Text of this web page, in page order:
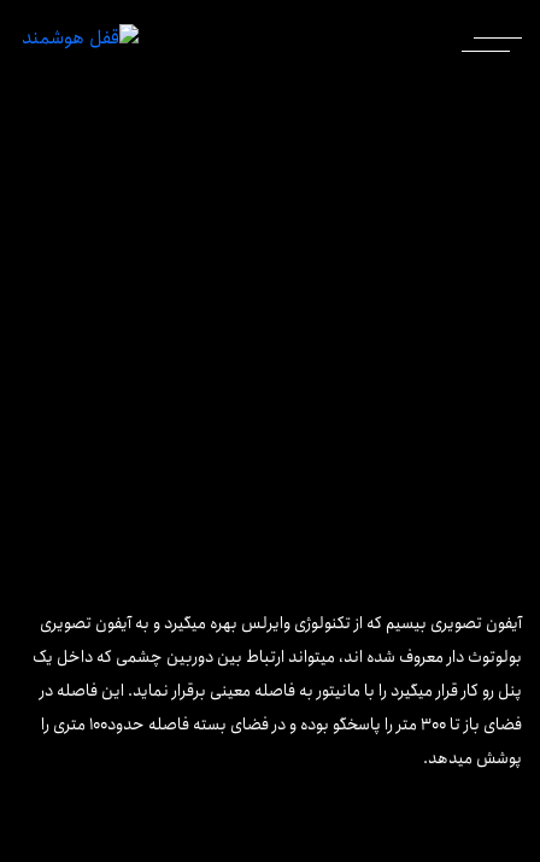
آیفون تصویری بیسیم که از تکنولوژی وایرلس بهره میگیرد و به آیفون تصویری
بولوتوث دار معروف شده اند، میتواند ارتباط بین دوربین چشمی که داخل یک
پنل رو کار قرار میگیرد را با مانیتور به فاصله معینی برقرار نماید. این فاصله در
فضای باز تا ۳۰۰ متر را پاسخگو بوده و در فضای بسته فاصله حدود۱۰۰ متری را
پوشش میدهد.